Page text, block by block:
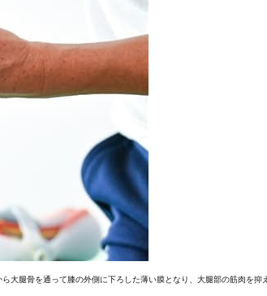
腿骨を通って膝の外側に下ろした薄い膜となり、大腿部の筋肉を